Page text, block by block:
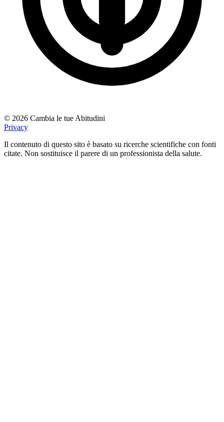
© 2026 Cambia le tue Abitudini
Privacy
Il contenuto di questo sito è basato su ricerche scientifiche con fonti
citate. Non sostituisce il parere di un professionista della salute.